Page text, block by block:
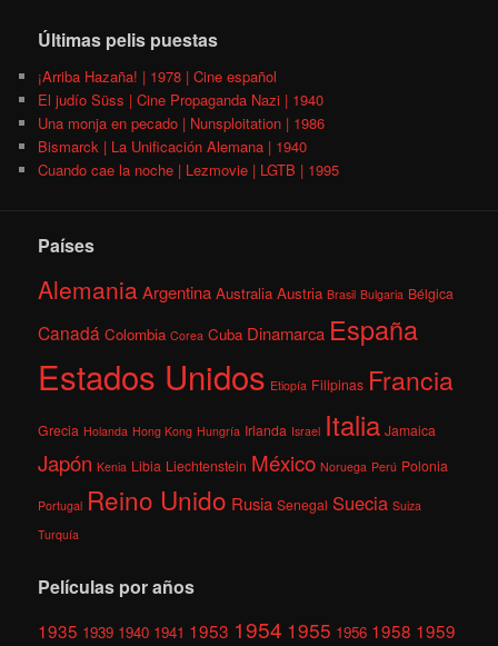
Últimas pelis puestas
¡Arriba Hazaña! | 1978 | Cine español
El judío Süss | Cine Propaganda Nazi | 1940
Una monja en pecado | Nunsploitation | 1986
Bismarck | La Unificación Alemana | 1940
Cuando cae la noche | Lezmovie | LGTB | 1995
Países
AlemaniaArgentina Australia Austria Brasil Bulgaria Bélgica
Canadá Colombia Corea Cuba Dinamarca España
Estados Unidos Etiopía Filipinas Francia
Grecia Holanda Hong Kong Hungría Irlanda Israel Italia Jamaica
Japón Kenia Libia Liechtenstein México Noruega Perú Polonia
Portugal Reino Unido Rusia Senegal Suecia Suiza
Turquía
Películas por años
1935 1939 1940 1941 1953 1954 1955 1956 1958 1959